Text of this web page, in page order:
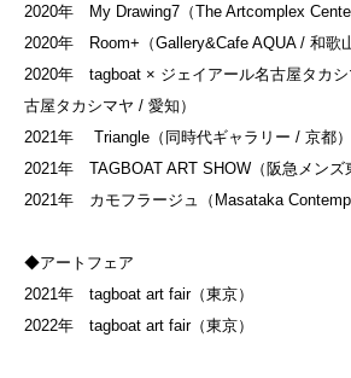
2020年 My Drawing7（The Artcomplex
2020年 Room+（Gallery&Cafe AQUA / 和歌山
2020年 tagboat × ジェイアール名古屋タカシ
古屋タカシマヤ / 愛知）
2021年 Triangle（同時代ギャラリー / 京都）
2021年 TAGBOAT ART SHOW（阪急メンズ
2021年 カモフラージュ（Masataka
◆アートフェア
2021年 tagboat art fair（東京）
2022年 tagboat art fair（東京）